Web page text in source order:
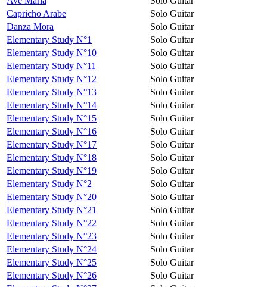
Capricho Arabe
Solo Guitar
Danza Mora
Solo Guitar
Elementary Study N°1
Solo Guitar
Elementary Study N°10
Solo Guitar
Elementary Study N°11
Solo Guitar
Elementary Study N°12
Solo Guitar
Elementary Study N°13
Solo Guitar
Elementary Study N°14
Solo Guitar
Elementary Study N°15
Solo Guitar
Elementary Study N°16
Solo Guitar
Elementary Study N°17
Solo Guitar
Elementary Study N°18
Solo Guitar
Elementary Study N°19
Solo Guitar
Elementary Study N°2
Solo Guitar
Elementary Study N°20
Solo Guitar
Elementary Study N°21
Solo Guitar
Elementary Study N°22
Solo Guitar
Elementary Study N°23
Solo Guitar
Elementary Study N°24
Solo Guitar
Elementary Study N°25
Solo Guitar
Elementary Study N°26
Solo Guitar